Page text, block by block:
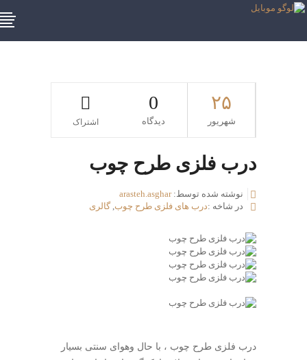
۲۵
شهریور
0
دیدگاه اشتراک
درب فلزی طرح چوب
نوشته شده توسط:arasteh.asghar
در شاخه :درب های فلزی طرح چوب,گالری
درب فلزی طرح چوب ، با حال وهوای سنتی بسیار